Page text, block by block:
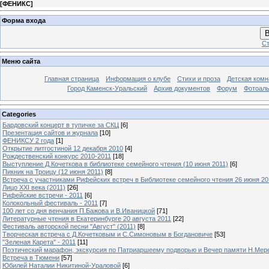
[ФЕНИКС]
Форма входа
Меню сайта
Главная страница Информация о клубе Стихи и проза
Детская
Город Каменск-Уральский
Архив документов Форум
Categories
Бардовский концерт в тупичке за СКЦ [6]
Презентация сайтов и журнала [10]
ФЕНИКСУ 2 года [1]
Открытие литгостиной 12 декабря 2010 [4]
Рождественский конкурс 2010-2011 [18]
Выступление Д.Кочеткова в библиотеке семейного чтения (10 июня 2011) [6]
Пикник на Троицу (12 июня 2011) [8]
Встреча с участниками Рифейских встреч в Библиотеке семейного чтения 26 июня
Лицо XXI века (2011) [26]
Рифейские встречи - 2011 [6]
Колокольный фестиваль - 2011 [7]
100 лет со дня венчания П.Бажова и В.Иваницкой [71]
Литературные чтения в Екатеринбурге 20 августа 2011 [22]
Фестиваль авторской песни "Август" (2011) [8]
Творческая встреча с Д.Кочетковым и С.Симоновым в Богдановиче [53]
"Зеленая Карета" - 2011 [11]
Поэтический марафон, экскурсия по Патриаршеему подворью и Вечер памяти
Встреча в Тюмени [57]
Юбилей Наталии Никитиной-Ураловой [6]